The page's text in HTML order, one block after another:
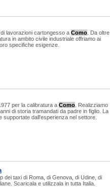
lavorazioni cartongesso a Como . Da oltre
in ambito civile industriale offriamo ai
specifiche esigenze.
per la calibratura a Como . Realizziamo
di storia tramandati da padre in figlio. La
dall'esperienza nel settore.
dei taxi di Roma, di Genova, di Udine, di
Scaricala e utilizzala in tutta Italia.